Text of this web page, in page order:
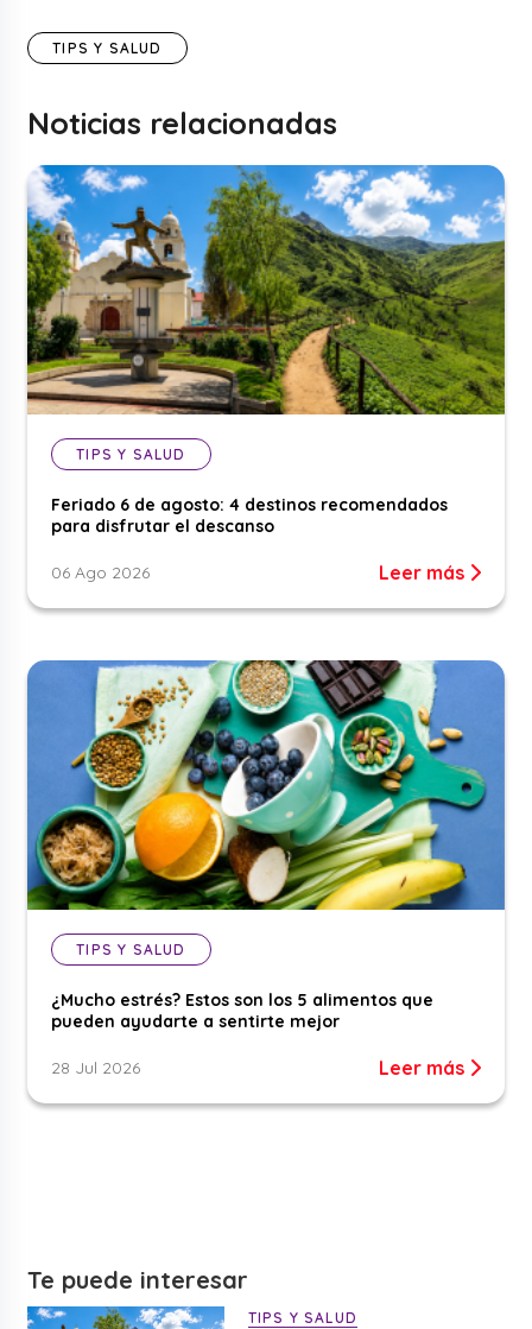
TIPS Y SALUD
Noticias relacionadas
TIPS Y SALUD
Feriado 6 de agosto: 4 destinos recomendados
para disfrutar el descanso
06 Ago 2026 Leer más
TIPS Y SALUD
¿Mucho estrés? Estos son los 5 alimentos que
pueden ayudarte a sentirte mejor
28 Jul 2026 Leer más
Te puede interesar
TIPS Y SALUD